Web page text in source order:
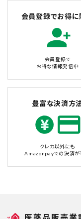
会員登録でお得に
会員登録で
お得な情報発信中
豊富な決済方
クレカ以外にも
Amazonpayでの決済が